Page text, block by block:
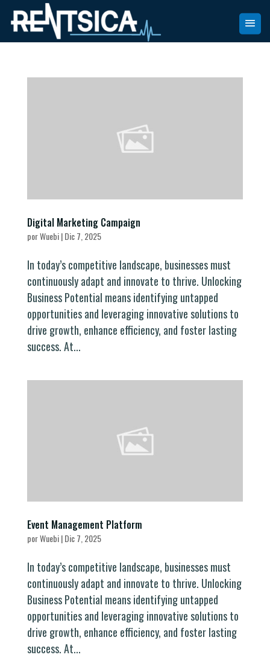
Digital Marketing Campaign
porWuebi|Dic 7, 2025
In today’s competitive landscape, businesses must
continuously adapt and innovate to thrive. Unlocking
Business Potential means identifying untapped
opportunities and leveraging innovative solutions to
drive growth, enhance efficiency, and foster lasting
success. At...
Event Management Platform
porWuebi|Dic 7, 2025
In today’s competitive landscape, businesses must
continuously adapt and innovate to thrive. Unlocking
Business Potential means identifying untapped
opportunities and leveraging innovative solutions to
drive growth, enhance efficiency, and foster lasting
success. At...